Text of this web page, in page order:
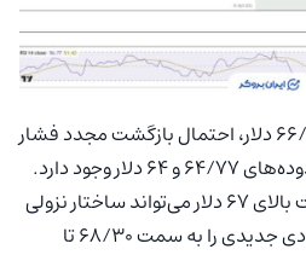
در صورت عدم حفظ سطح ۶۶/۲۰ دلار، احتمال بازگشت مجدد فشار
فروش و ریزش قیمت تا محدوده‌های ۶۴/۷۷ و ۶۴ دلار وجود دارد.
در مقابل، عبور و تثبیت قیمت بالای ۶۷ دلار می‌تواند ساختار نزولی
را بی‌اعتبار کرده و مسیر صعودی جدیدی را به سمت ۶۸/۳۰ تا